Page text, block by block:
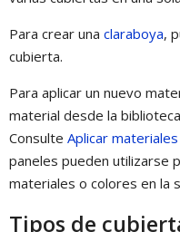
Para crear una claraboya,
cubierta.
Para aplicar un nuevo
material desde la
Consulte Aplicar materiales
paneles pueden utilizarse
materiales o colores en la
Tipos de